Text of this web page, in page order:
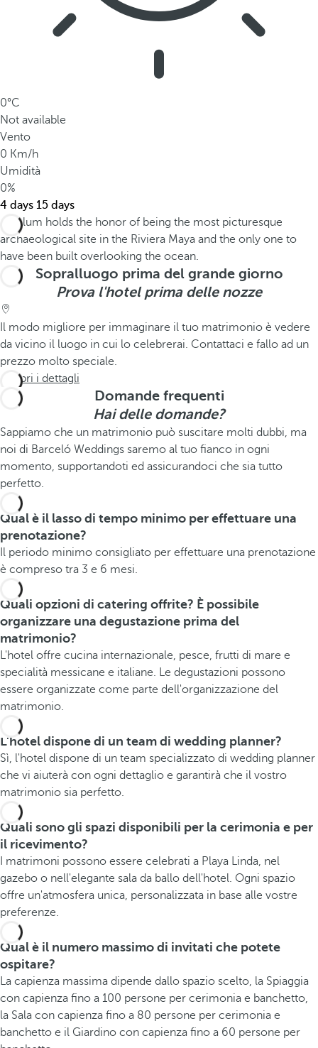
0°C
Not available
Vento
0 Km/h
Umidità
0%
4 days 15 days
Sopralluogo prima del grande giorno
Prova l'hotel prima delle nozze
Il modo migliore per immaginare il tuo matrimonio è vedere
da vicino il luogo in cui lo celebrerai. Contattaci e fallo ad un
prezzo molto speciale.
Scopri i dettagli
Domande frequenti
Hai delle domande?
Sappiamo che un matrimonio può suscitare molti dubbi, ma
noi di Barceló Weddings saremo al tuo fianco in ogni
momento, supportandoti ed assicurandoci che sia tutto
perfetto.
Qual è il lasso di tempo minimo per effettuare una
prenotazione?
Il periodo minimo consigliato per effettuare una prenotazione
è compreso tra 3 e 6 mesi.
Quali opzioni di catering offrite? È possibile
organizzare una degustazione prima del
matrimonio?
L'hotel offre cucina internazionale, pesce, frutti di mare e
specialità messicane e italiane. Le degustazioni possono
essere organizzate come parte dell'organizzazione del
matrimonio.
L'hotel dispone di un team di wedding planner?
Sì, l'hotel dispone di un team specializzato di wedding planner
che vi aiuterà con ogni dettaglio e garantirà che il vostro
matrimonio sia perfetto.
Quali sono gli spazi disponibili per la cerimonia e per
il ricevimento?
I matrimoni possono essere celebrati a Playa Linda, nel
gazebo o nell'elegante sala da ballo dell'hotel. Ogni spazio
offre un'atmosfera unica, personalizzata in base alle vostre
preferenze.
Qual è il numero massimo di invitati che potete
ospitare?
La capienza massima dipende dallo spazio scelto, la Spiaggia
con capienza fino a 100 persone per cerimonia e banchetto,
la Sala con capienza fino a 80 persone per cerimonia e
banchetto e il Giardino con capienza fino a 60 persone per